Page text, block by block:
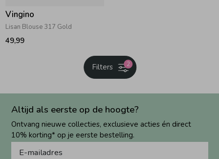
Vingino
Lisan Blouse 317 Gold
49,99
2
Filters
Altijd als eerste op de hoogte?
Ontvang nieuwe collecties, exclusieve acties én direct
10% korting* op je eerste bestelling.